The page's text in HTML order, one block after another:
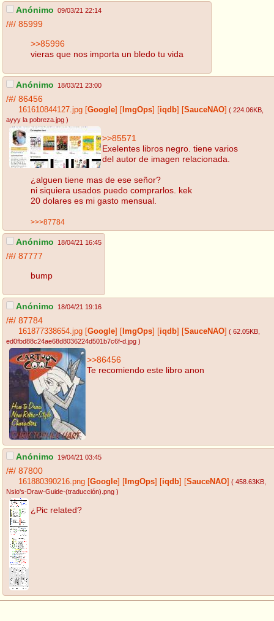
Anónimo 09/03/21 22:14
/#/ 85999
>>85996
vieras que nos importa un bledo tu vida
Anónimo 18/03/21 23:00
/#/ 86456
161610844127.jpg Google ImgOps iqdb SauceNAO ( 224.06KB
ayyy la pobreza.jpg )
>>85571
Exelentes libros negro. tiene varios
del autor de imagen relacionada.
¿alguen tiene mas de ese señor?
ni siquiera usados puedo comprarlos. kek
20 dolares es mi gasto mensual.
>>>87784
Anónimo 18/04/21 16:45
/#/ 87777
bump
Anónimo 18/04/21 19:16
/#/ 87784
161877338654.jpg Google ImgOps iqdb SauceNAO ( 62.05KB
ed0fbd88c24ae68d8036224d501b7c6f-d.jpg )
>>86456
Te recomiendo este libro anon
Anónimo 19/04/21 03:45
/#/ 87800
161880390216.png Google ImgOps iqdb SauceNAO ( 458.63KB
Nsio's-Draw-Guide-(traducción).png )
¿Pic related?